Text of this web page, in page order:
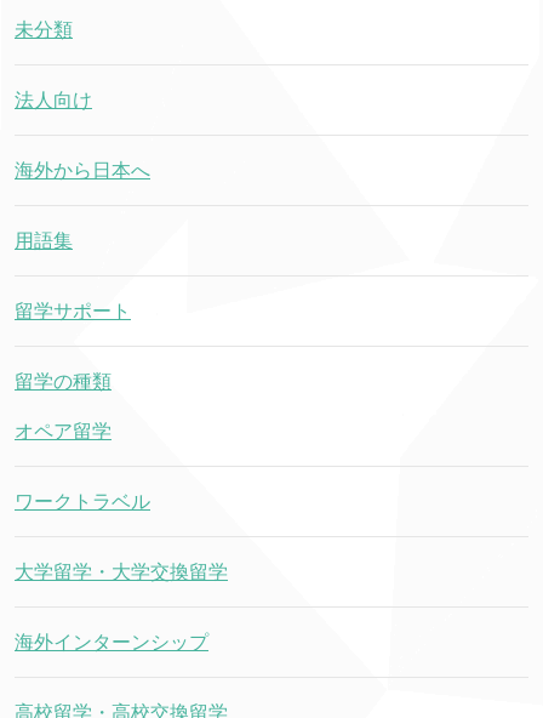
未分類
法人向け
海外から日本へ
用語集
留学サポート
留学の種類
オペア留学
ワークトラベル
大学留学・大学交換留学
海外インターンシップ
高校留学・高校交換留学